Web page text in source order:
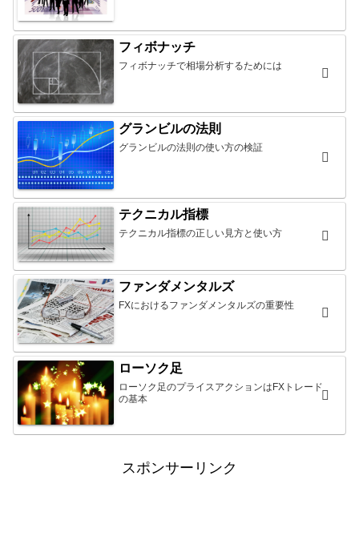
フィボナッチ
フィボナッチで相場分析するためには
グランビルの法則
グランビルの法則の使い方の検証
テクニカル指標
テクニカル指標の正しい見方と使い方
ファンダメンタルズ
FXにおけるファンダメンタルズの重要性
ローソク足
ローソク足のプライスアクションはFXトレード
の基本
スポンサーリンク